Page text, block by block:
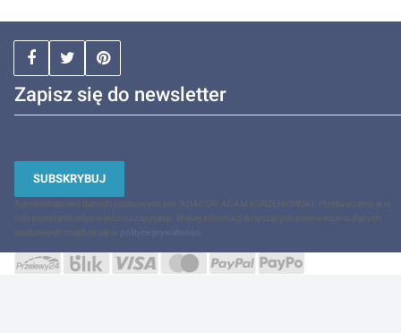
Zapisz się do newsletter
SUBSKRYBUJ
Administratorem danych osobowych jest "ADACOR" ADAM KORZENIOWSKI. Przetwarzamy je w
celu przesłania odpowiedzi na zapytanie. Więcej informacji dotyczących przetwarzania danych
osobowych znajduje się w